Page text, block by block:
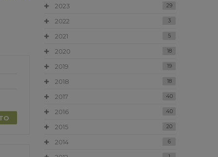
2023 29
2022 3
2021 5
2020 18
2019 19
2018 18
2017 40
2016 40
2015 20
2014 6